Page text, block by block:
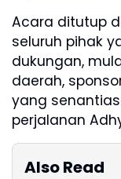
Acara ditutup
seluruh pihak
dukungan,
daerah,
yang
perjalanan
Also Read